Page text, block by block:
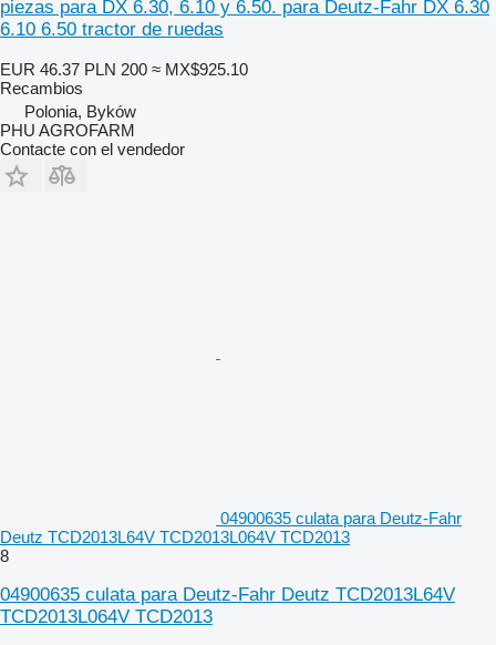
piezas para DX 6.30, 6.10 y 6.50. para Deutz-Fahr DX 6.30
6.10 6.50 tractor de ruedas
EUR 46.37 PLN 200 ≈ MX$925.10
Recambios
Polonia, Byków
PHU AGROFARM
Contacte con el vendedor
04900635 culata para Deutz-Fahr
Deutz TCD2013L64V TCD2013L064V TCD2013
8
04900635 culata para Deutz-Fahr Deutz TCD2013L64V
TCD2013L064V TCD2013